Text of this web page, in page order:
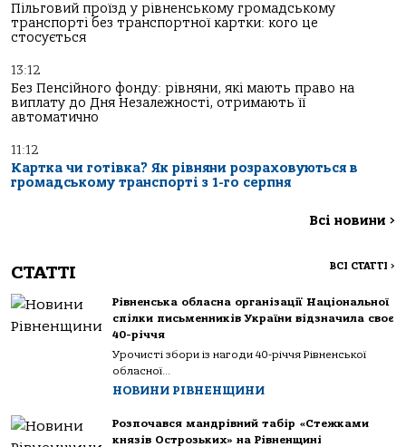
Пільговий проїзд у рівненському громадському
транспорті без транспортної картки: кого це
стосується
13:12
Без Пенсійного фонду: рівняни, які мають право на
виплату до Дня Незалежності, отримають її
автоматично
11:12
Картка чи готівка? Як рівняни розраховуються в
громадському транспорті з 1-го серпня
Всі новини >
СТАТТІ ВСІ СТАТТІ >
Рівненська обласна організації Національної
спілки письменників України відзначила своє
40-річчя
Урочисті збори із нагоди 40-річчя Рівненської
обласної...
НОВИНИ РІВНЕНЩИНИ
Розпочався мандрівний табір «Стежками
князів Острозьких» на Рівненщині